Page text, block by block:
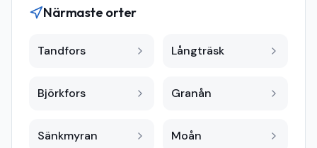
Närmaste orter
Tandfors Långträsk
Björkfors Granån
Sänkmyran Moån